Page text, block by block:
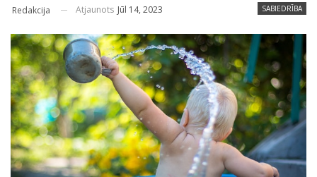
SABIEDRĪBA
Redakcija Atjaunots Jūl 14, 2023